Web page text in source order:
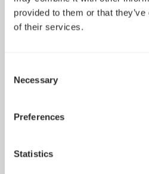
provided to them or that
of their services.
Selection
Necessary
Preferences
Statistics
特別設計のファンブレードと外部